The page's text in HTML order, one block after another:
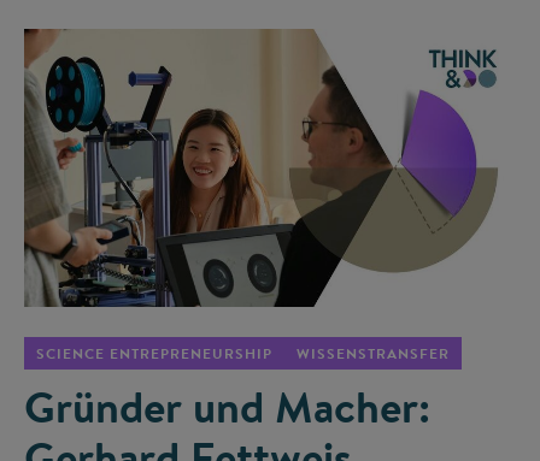
SCIENCE ENTREPRENEURSHIP WISSENSTRANSFER
Gründer und Macher: